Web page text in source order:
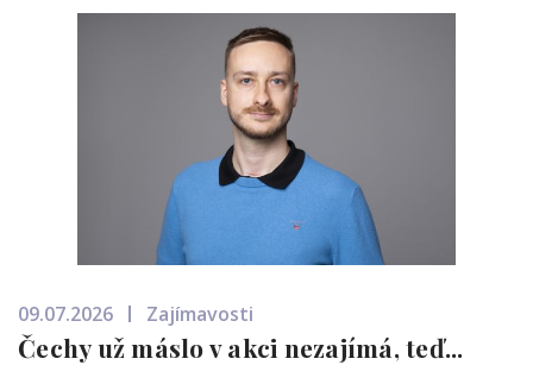
09.07.2026 Zajímavosti
Čechy už máslo v akci nezajímá, teď...